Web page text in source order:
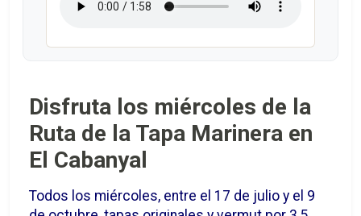
Disfruta los miércoles de la
Ruta de la Tapa Marinera en
El Cabanyal
Todos los miércoles, entre el 17 de julio y el 9